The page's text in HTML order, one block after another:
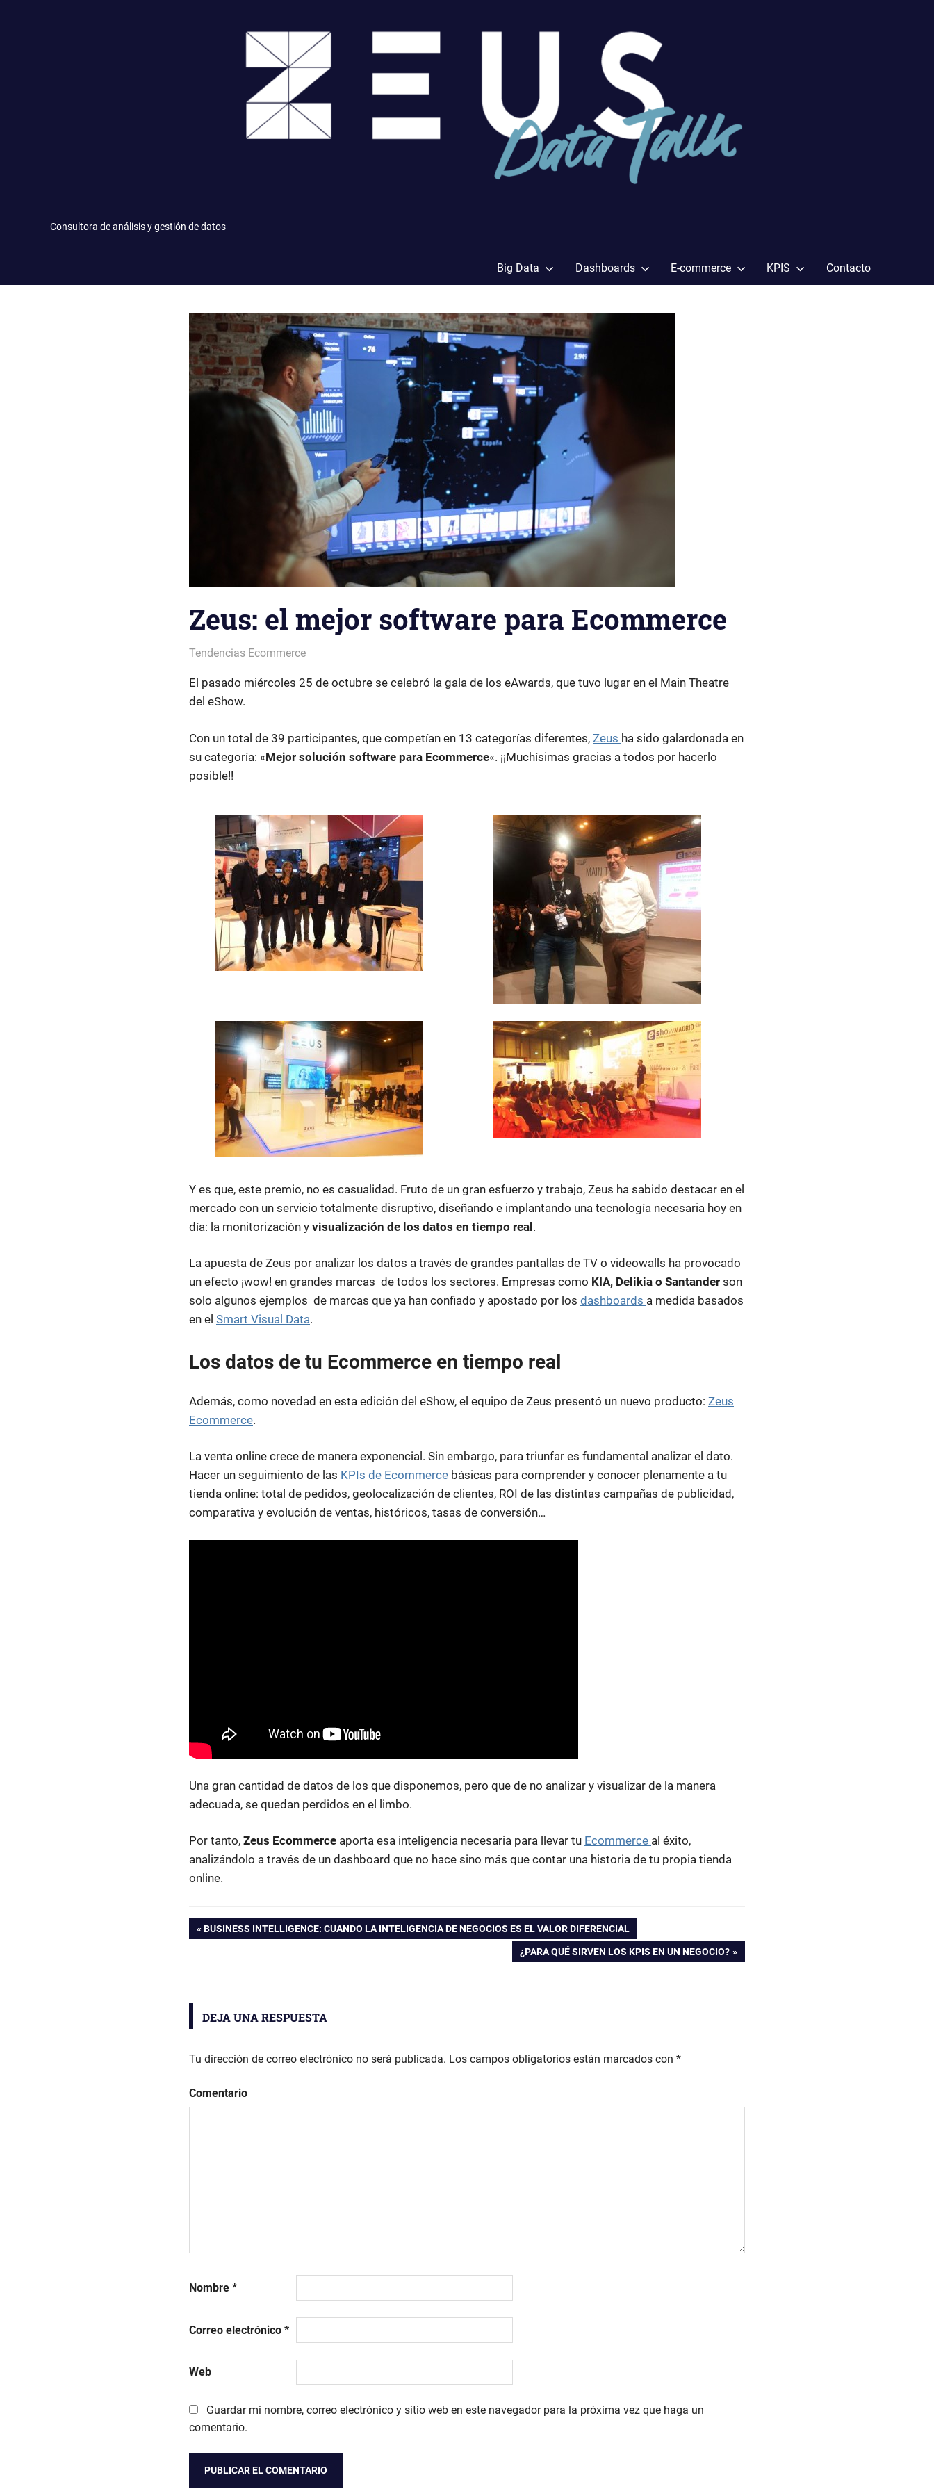
Consultora de análisis y gestión de datos
Big Data Dashboards E-commerce KPIS Contacto
Zeus: el mejor software para Ecommerce
Patricia Nuño
Tendencias Ecommerce
El pasado miércoles 25 de octubre se celebró la gala de los eAwards, que tuvo lugar en el Main Theatre
del eShow.
Con un total de 39 participantes, que competían en 13 categorías diferentes, Zeus ha sido galardonada en
su categoría: «Mejor solución software para Ecommerce«. ¡¡Muchísimas gracias a todos por hacerlo
posible!!
Y es que, este premio, no es casualidad. Fruto de un gran esfuerzo y trabajo, Zeus ha sabido destacar en el
mercado con un servicio totalmente disruptivo, diseñando e implantando una tecnología necesaria hoy en
día: la monitorización y visualización de los datos en tiempo real.
La apuesta de Zeus por analizar los datos a través de grandes pantallas de TV o videowalls ha provocado
un efecto ¡wow! en grandes marcas de todos los sectores. Empresas como KIA, Delikia o Santander son
solo algunos ejemplos de marcas que ya han confiado y apostado por los dashboards a medida basados
en el Smart Visual Data.
Los datos de tu Ecommerce en tiempo real
Además, como novedad en esta edición del eShow, el equipo de Zeus presentó un nuevo producto: Zeus
Ecommerce.
La venta online crece de manera exponencial. Sin embargo, para triunfar es fundamental analizar el dato.
Hacer un seguimiento de las KPIs de Ecommerce básicas para comprender y conocer plenamente a tu
tienda online: total de pedidos, geolocalización de clientes, ROI de las distintas campañas de publicidad,
comparativa y evolución de ventas, históricos, tasas de conversión…
Una gran cantidad de datos de los que disponemos, pero que de no analizar y visualizar de la manera
adecuada, se quedan perdidos en el limbo.
Por tanto, Zeus Ecommerce aporta esa inteligencia necesaria para llevar tu Ecommerce al éxito,
analizándolo a través de un dashboard que no hace sino más que contar una historia de tu propia tienda
online.
eAwards
entradas
ENTRADA
BUSINESS INTELLIGENCE: CUANDO LA INTELIGENCIA DE NEGOCIOS ES EL VALOR DIFERENCIAL
ENTRADA
¿PARA QUÉ SIRVEN LOS KPIS EN UN NEGOCIO?
DEJA UNA RESPUESTA
Tu dirección de correo electrónico no será publicada. Los campos obligatorios están marcados con *
Comentario
Nombre *
Correo electrónico *
Web
Guardar mi nombre, correo electrónico y sitio web en este navegador para la próxima vez que haga un
comentario.